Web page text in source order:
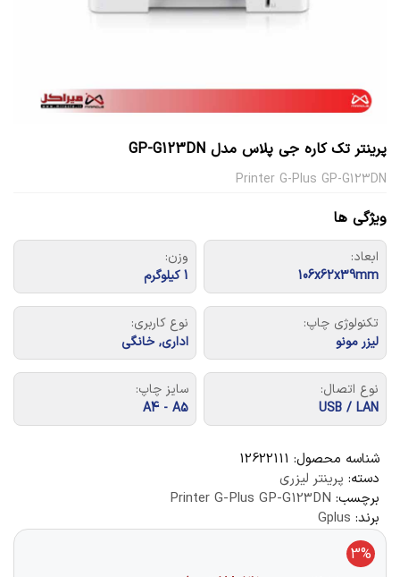
پرینتر تک کاره جی پلاس مدل GP-G123DN
Printer G-Plus GP-G123DN
ویژگی ها
ابعاد:
106x62x39mm
وزن:
1 کیلوگرم
تکنولوژی چاپ:
لیزر مونو
نوع کاربری:
اداری, خانگی
نوع اتصال:
USB / LAN
سایز چاپ:
A4 - A5
شناسه محصول: 12622111
دسته: پرینتر لیزری
برچسب: Printer G-Plus GP-G123DN
برند: Gplus
3%